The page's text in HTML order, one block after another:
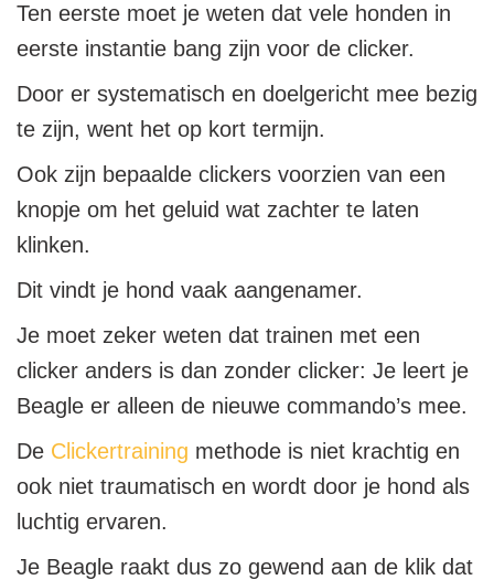
Ten eerste moet je weten dat vele honden in
eerste instantie bang zijn voor de clicker.
Door er systematisch en doelgericht mee bezig
te zijn, went het op kort termijn.
Ook zijn bepaalde clickers voorzien van een
knopje om het geluid wat zachter te laten
klinken.
Dit vindt je hond vaak aangenamer.
Je moet zeker weten dat trainen met een
clicker anders is dan zonder clicker: Je leert je
Beagle er alleen de nieuwe commando’s mee.
De Clickertraining methode is niet krachtig en
ook niet traumatisch en wordt door je hond als
luchtig ervaren.
Je Beagle raakt dus zo gewend aan de klik dat